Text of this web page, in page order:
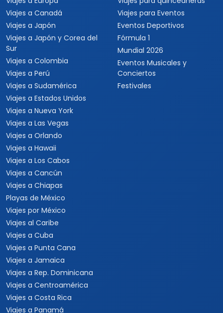
Viajes a Canadá
Viajes a Japón
Viajes a Japón y Corea del
Sur
Viajes a Colombia
Viajes a Perú
Viajes a Sudamérica
Viajes a Estados Unidos
Viajes a Nueva York
Viajes a Las Vegas
Viajes a Orlando
Viajes a Hawaii
Viajes a Los Cabos
Viajes a Cancún
Viajes a Chiapas
Playas de México
Viajes por México
Viajes al Caribe
Viajes a Cuba
Viajes a Punta Cana
Viajes a Jamaica
Viajes a Rep. Dominicana
Viajes a Centroamérica
Viajes a Costa Rica
Viajes a Panamá
Viajes para Eventos
Eventos Deportivos
Fórmula 1
Mundial 2026
Eventos Musicales y
Conciertos
Festivales